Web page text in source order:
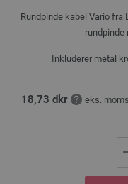
Rundpinde kabel Vario fra
Inkluderer metal
18,73 dkr eks.